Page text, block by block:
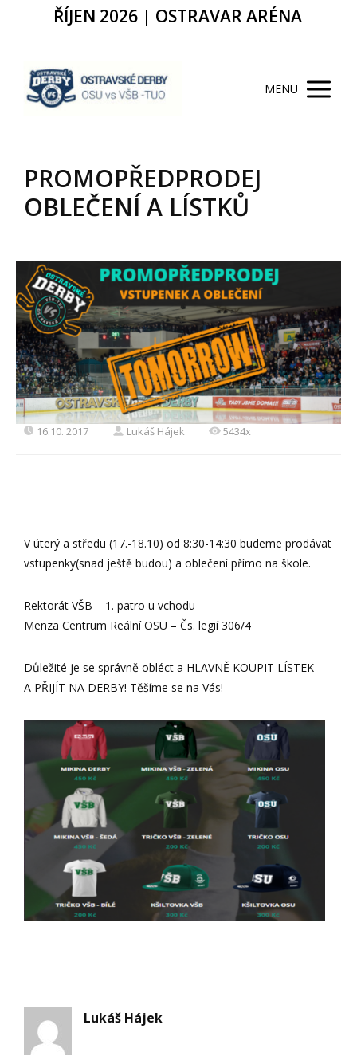
ŘÍJEN 2026 | OSTRAVAR ARÉNA
MENU
PROMOPŘEDPRODEJ
OBLEČENÍ A LÍSTKŮ
16.10. 2017 Lukáš Hájek 5434x
V úterý a středu (17.-18.10) od 8:30-14:30 budeme prodávat
vstupenky(snad ještě budou) a oblečení přímo na škole.
Rektorát VŠB – 1. patro u vchodu
Menza Centrum Reální OSU – Čs. legií 306/4
Důležité je se správně obléct a HLAVNĚ KOUPIT LÍSTEK
A PŘIJÍT NA DERBY! Těšíme se na Vás!
Lukáš Hájek